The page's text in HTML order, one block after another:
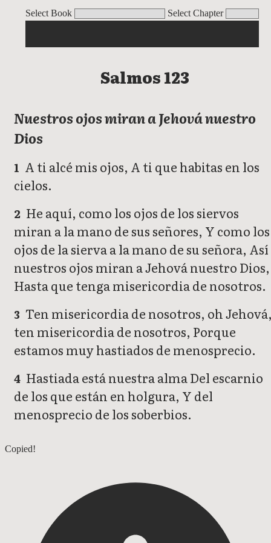
Select Book Select Chapter
Salmos
Salmos 123
Nuestros ojos miran a Jehová nuestro
Dios
1 A ti alcé mis ojos, A ti que habitas en los
cielos.
2 He aquí, como los ojos de los siervos
miran a la mano de sus señores, Y como los
ojos de la sierva a la mano de su señora, Así
nuestros ojos miran a Jehová nuestro Dios,
Hasta que tenga misericordia de nosotros.
3 Ten misericordia de nosotros, oh
ten misericordia de nosotros, Porque
estamos muy hastiados de menosprecio.
4 Hastiada está nuestra alma Del escarnio
de los que están en holgura, Y del
menosprecio de los soberbios.
Salmos 122
Copied!